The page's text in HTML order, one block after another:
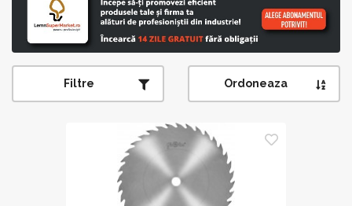
Filtre Ordoneaza